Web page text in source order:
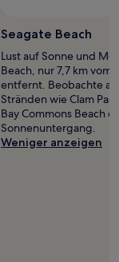
Seagate Beach
Lust auf Sonne und
Beach, nur 7,7 km
entfernt. Beobachte
Stränden wie Clam
Bay Commons Beach
Sonnenuntergang.
Weniger anzeigen